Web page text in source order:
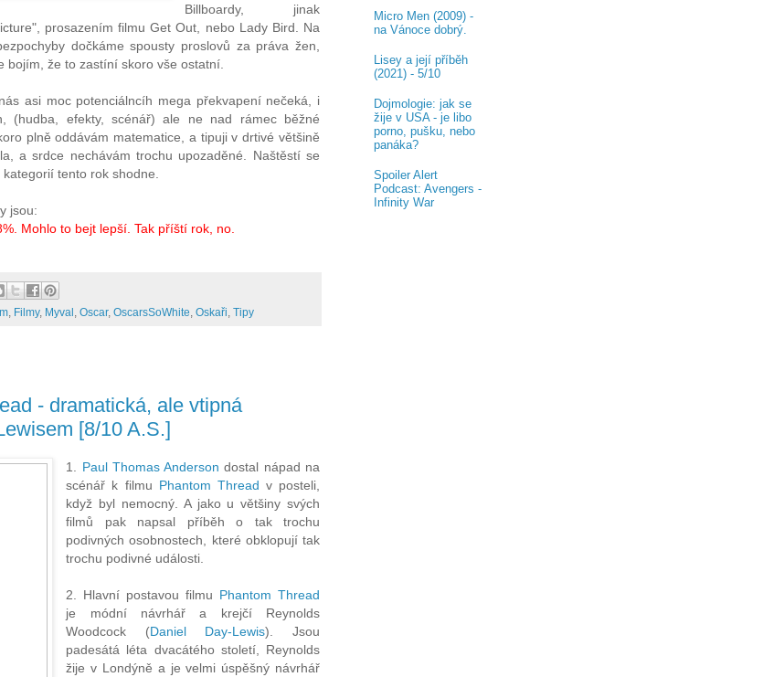
Billboardy, jinak
prosazením filmu Get Out, nebo Lady Bird. Na
dočkáme spousty proslovů za práva žen,
bojím, že to zastíní skoro vše ostatní.
asi moc potenciálncíh mega překvapení nečeká, i
(hudba, efekty, scénář) ale ne nad rámec běžné
plně oddávám matematice, a tipuji v drtivé většině
a srdce nechávám trochu upozaděné. Naštěstí se
tento rok shodne.
jsou:
Mohlo to bejt lepší. Tak příští rok, no.
Filmy, Myval Oscar, OscarsSoWhite Oskaři Tipy
- dramatická, ale vtipná
[8/10 A.S.]
1. Paul Thomas Anderson dostal nápad na
scénář k filmu Phantom Thread v posteli,
když byl nemocný. A jako u většiny svých
filmů pak napsal příběh o tak trochu
podivných osobnostech, které obklopují tak
trochu podivné události.
2. Hlavní postavou filmu Phantom Thread
je módní návrhář a krejčí Reynolds
Woodcock (Daniel Day-Lewis). Jsou
padesátá léta dvacátého století, Reynolds
žije v Londýně a je velmi úspěšný návrhář
Micro Men (2009) -
na Vánoce dobrý.
Lisey a její příběh
(2021) - 5/10
Dojmologie: jak se
žije v USA - je libo
porno, pušku, nebo
panáka?
Spoiler Alert
Podcast: Avengers -
Infinity War